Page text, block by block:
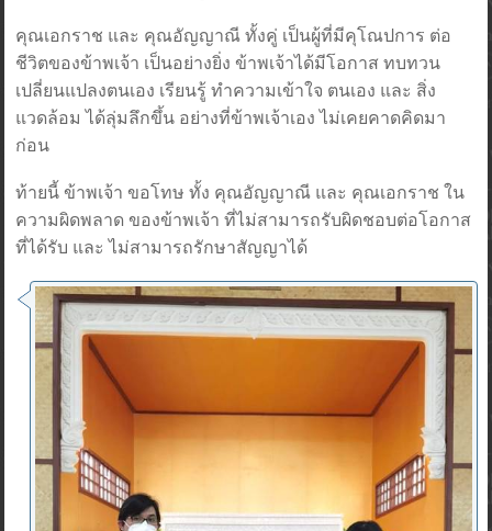
คุณเอกราช และ คุณอัญญาณี ทั้งคู่ เป็นผู้ที่มีคุโณปการ ต่อ
ชีวิตของข้าพเจ้า เป็นอย่างยิ่ง ข้าพเจ้าได้มีโอกาส ทบทวน
เปลี่ยนแปลงตนเอง เรียนรู้ ทำความเข้าใจ ตนเอง และ สิ่ง
แวดล้อม ได้ลุ่มลึกขึ้น อย่างที่ข้าพเจ้าเอง ไม่เคยคาดคิดมา
ก่อน
ท้ายนี้ ข้าพเจ้า ขอโทษ ทั้ง คุณอัญญาณี และ คุณเอกราช ใน
ความผิดพลาด ของข้าพเจ้า ที่ไม่สามารถรับผิดชอบต่อโอกาส
ที่ได้รับ และ ไม่สามารถรักษาสัญญาได้